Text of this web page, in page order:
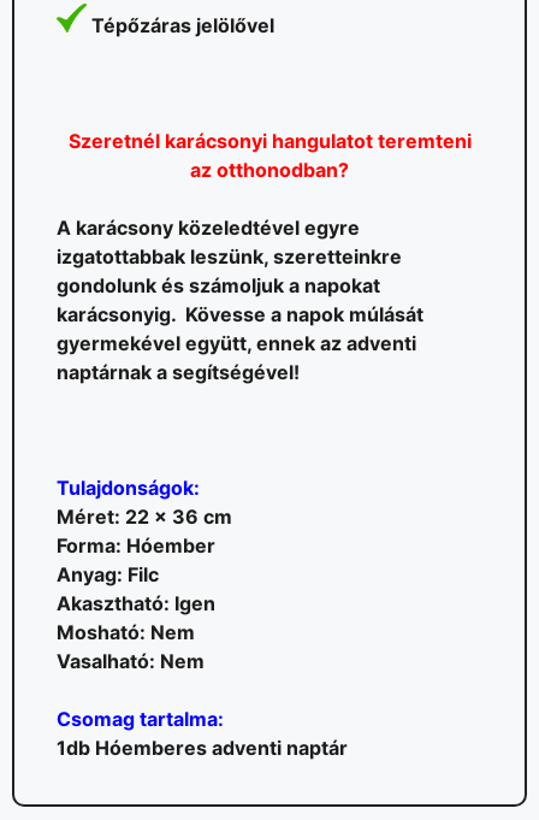
Tépőzáras jelölővel
Szeretnél karácsonyi hangulatot teremteni
az otthonodban?
A karácsony közeledtével egyre
izgatottabbak leszünk, szeretteinkre
gondolunk és számoljuk a napokat
karácsonyig. Kövesse a napok múlását
gyermekével együtt, ennek az adventi
naptárnak a segítségével!
Tulajdonságok:
Méret: 22 x 36 cm
Forma: Hóember
Anyag: Filc
Akasztható: Igen
Mosható: Nem
Vasalható: Nem
Csomag tartalma:
1db Hóemberes adventi naptár